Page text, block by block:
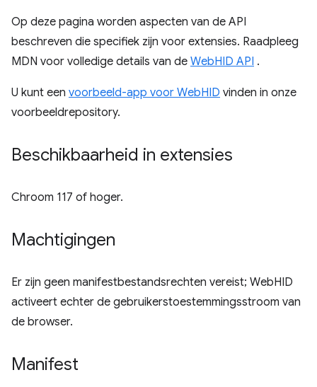
Op deze pagina worden aspecten van de API
beschreven die specifiek zijn voor extensies. Raadpleeg
MDN voor volledige details van de WebHID API .
U kunt een voorbeeld-app voor WebHID vinden in onze
voorbeeldrepository.
Beschikbaarheid in extensies
Chroom 117 of hoger.
Machtigingen
Er zijn geen manifestbestandsrechten vereist; WebHID
activeert echter de gebruikerstoestemmingsstroom van
de browser.
Manifest